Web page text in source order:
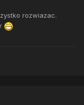
rozwiazac.